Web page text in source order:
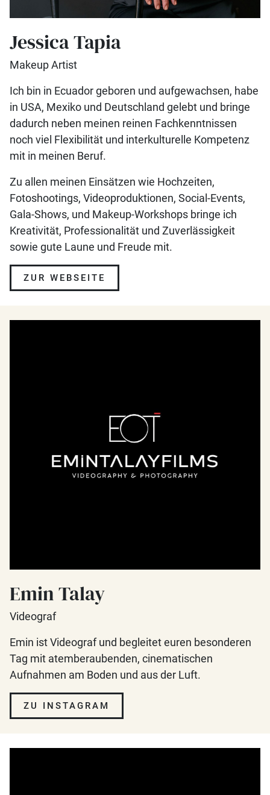
Jessica Tapia
Makeup Artist
Ich bin in Ecuador geboren und aufgewachsen, habe
in USA, Mexiko und Deutschland gelebt und bringe
dadurch neben meinen reinen Fachkenntnissen
noch viel Flexibilität und interkulturelle Kompetenz
mit in meinen Beruf.
Zu allen meinen Einsätzen wie Hochzeiten,
Fotoshootings, Videoproduktionen, Social-Events,
Gala-Shows, und Makeup-Workshops bringe ich
Kreativität, Professionalität und Zuverlässigkeit
sowie gute Laune und Freude mit.
ZUR WEBSEITE
Emin Talay
Videograf
Emin ist Videograf und begleitet euren besonderen
Tag mit atemberaubenden, cinematischen
Aufnahmen am Boden und aus der Luft.
ZU INSTAGRAM